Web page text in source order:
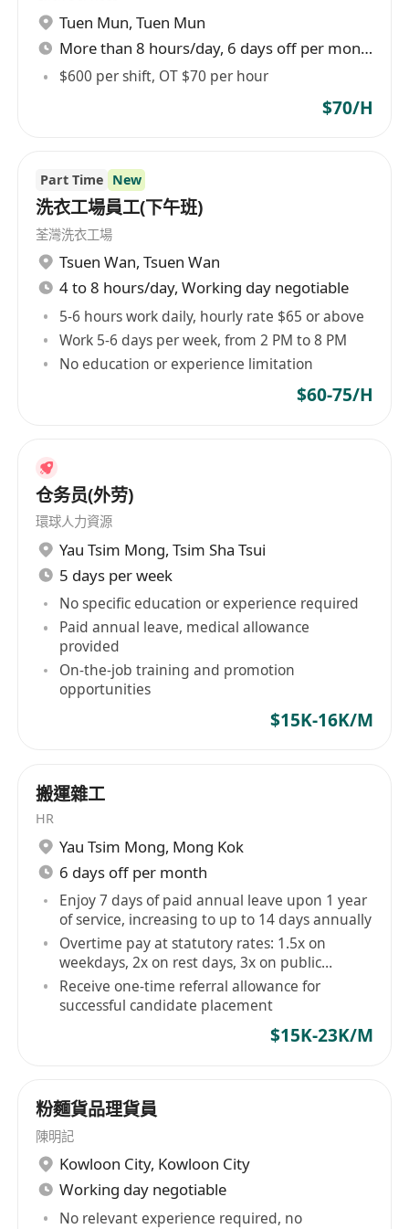
Tuen Mun, Tuen Mun
More than 8 hours/day, 6 days off per month
$600 per shift, OT $70 per hour
$70/H
Part Time New
洗衣工場員工(下午班)
荃灣洗衣工場
Tsuen Wan, Tsuen Wan
4 to 8 hours/day, Working day negotiable
5-6 hours work daily, hourly rate $65 or above
Work 5-6 days per week, from 2 PM to 8 PM
No education or experience limitation
$60-75/H
仓务员(外劳)
環球人力資源
Yau Tsim Mong, Tsim Sha Tsui
5 days per week
No specific education or experience required
Paid annual leave, medical allowance
provided
On-the-job training and promotion
opportunities
$15K-16K/M
搬運雜工
HR
Yau Tsim Mong, Mong Kok
6 days off per month
Enjoy 7 days of paid annual leave upon 1 year
of service, increasing to up to 14 days annually
Overtime pay at statutory rates: 1.5x on
weekdays, 2x on rest days, 3x on public
holidays
Receive one-time referral allowance for
successful candidate placement
$15K-23K/M
粉麵貨品理貨員
陳明記
Kowloon City, Kowloon City
Working day negotiable
No relevant experience required, no